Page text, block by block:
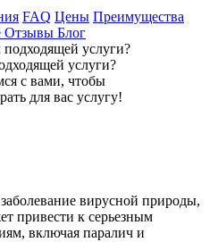
FAQ Цены Преимущества
Отзывы Блог
услуги?
с вами, чтобы
для вас услугу!
вирусной природы,
привести к серьезным
включая паралич и